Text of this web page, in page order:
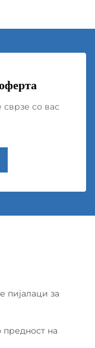
со вас
пијалаци за
на